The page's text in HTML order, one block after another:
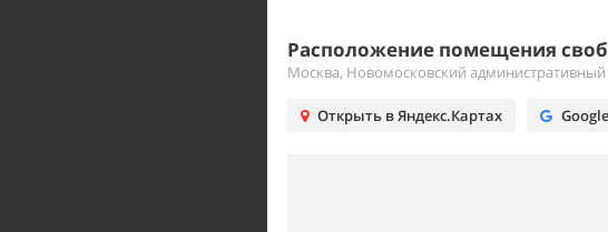
Расположение помещения
Москва, Новомосковский
Открыть в Яндекс.Картах